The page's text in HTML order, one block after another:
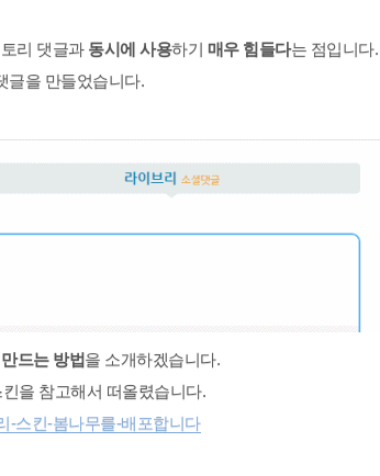
리 댓글과 동시에 사용하기 매우 힘들다는 점입니다.
글을 만들었습니다.
드는 방법을 소개하겠습니다.
을 참고해서 떠올렸습니다.
-스킨-봄나무를-배포합니다